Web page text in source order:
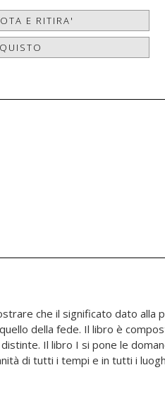
E RITIRA'
di tutti i tempi e in tutti i